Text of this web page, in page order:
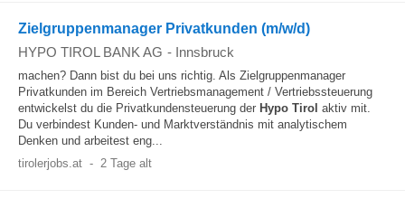
Zielgruppenmanager Privatkunden (m/w/d)
HYPO TIROL BANK AG - Innsbruck
machen? Dann bist du bei uns richtig. Als Zielgruppenmanager
Privatkunden im Bereich Vertriebsmanagement / Vertriebssteuerung
entwickelst du die Privatkundensteuerung der Hypo Tirol aktiv mit.
Du verbindest Kunden- und Marktverständnis mit analytischem
Denken und arbeitest eng...
tirolerjobs.at - 2 Tage alt